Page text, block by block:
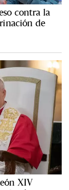
contra la
de
XIV